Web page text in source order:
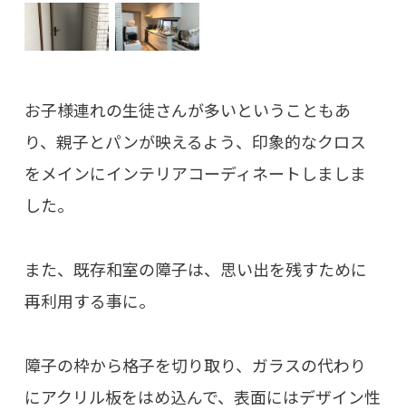
お子様連れの生徒さんが多いということもあ
り、親子とパンが映えるよう、印象的なクロス
をメインにインテリアコーディネートしましま
した。
また、既存和室の障子は、思い出を残すために
再利用する事に。
障子の枠から格子を切り取り、ガラスの代わり
にアクリル板をはめ込んで、表面にはデザイン性